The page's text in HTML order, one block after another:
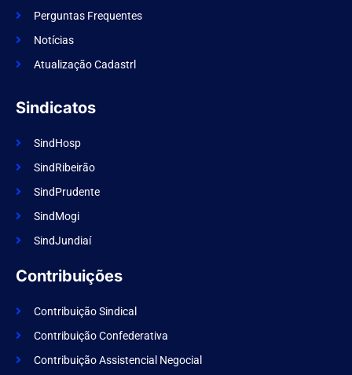
o
k
Perguntas Frequentes
Notícias
Atualização Cadastrl
Sindicatos
SindHosp
SindRibeirão
SindPrudente
SindMogi
SindJundiaí
Contribuições
Contribuição Sindical
Contribuição Confederativa
Contribuição Assistencial Negocial